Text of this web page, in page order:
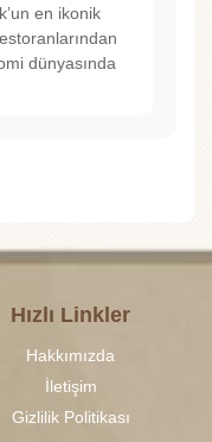
en ikonik
dünyasında
Hızlı Linkler
Hakkımızda
İletişim
Gizlilik Politikası